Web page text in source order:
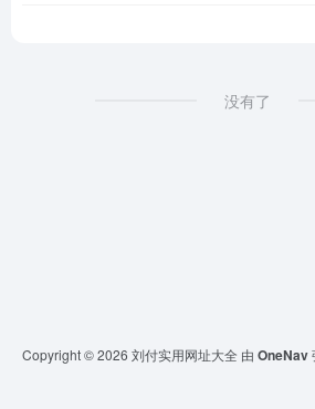
没有了
Copyright © 2026 刘付实用网址大全 由 OneNav